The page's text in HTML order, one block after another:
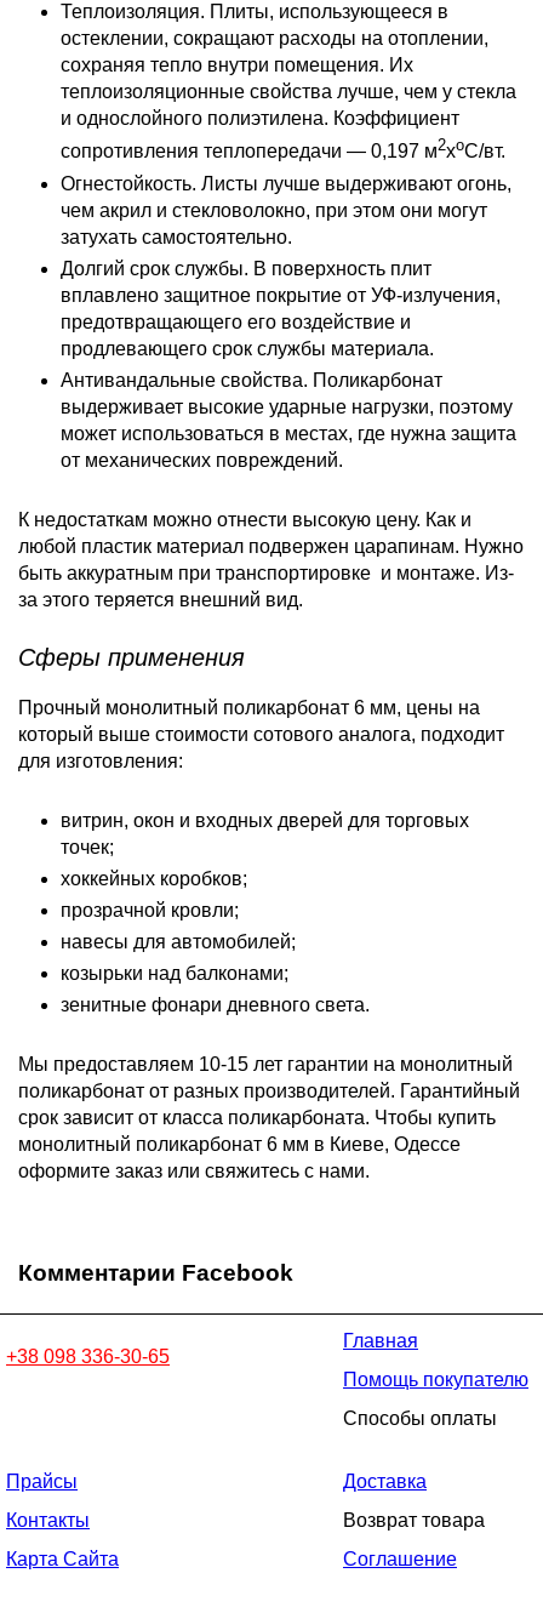
Теплоизоляция. Плиты, использующееся в
остеклении, сокращают расходы на отоплении,
сохраняя тепло внутри помещения. Их
теплоизоляционные свойства лучше, чем у стекла
и однослойного полиэтилена. Коэффициент
сопротивления теплопередачи — 0,197 м2хоС/вт.
Огнестойкость. Листы лучше выдерживают огонь,
чем акрил и стекловолокно, при этом они могут
затухать самостоятельно.
Долгий срок службы. В поверхность плит
вплавлено защитное покрытие от УФ-излучения,
предотвращающего его воздействие и
продлевающего срок службы материала.
Антивандальные свойства. Поликарбонат
выдерживает высокие ударные нагрузки, поэтому
может использоваться в местах, где нужна защита
от механических повреждений.
К недостаткам можно отнести высокую цену. Как и
любой пластик материал подвержен царапинам. Нужно
быть аккуратным при транспортировке и монтаже. Из-
за этого теряется внешний вид.
Сферы применения
Прочный монолитный поликарбонат 6 мм, цены на
который выше стоимости сотового аналога, подходит
для изготовления:
витрин, окон и входных дверей для торговых
точек;
хоккейных коробков;
прозрачной кровли;
навесы для автомобилей;
козырьки над балконами;
зенитные фонари дневного света.
Мы предоставляем 10-15 лет гарантии на монолитный
поликарбонат от разных производителей. Гарантийный
срок зависит от класса поликарбоната. Чтобы купить
монолитный поликарбонат 6 мм в Киеве, Одессе
оформите заказ или свяжитесь с нами.
Комментарии Facebook
+38 098 336-30-65
Главная
Помощь покупателю
Способы оплаты
Прайсы
Контакты
Карта Сайта
Доставка
Возврат товара
Соглашение